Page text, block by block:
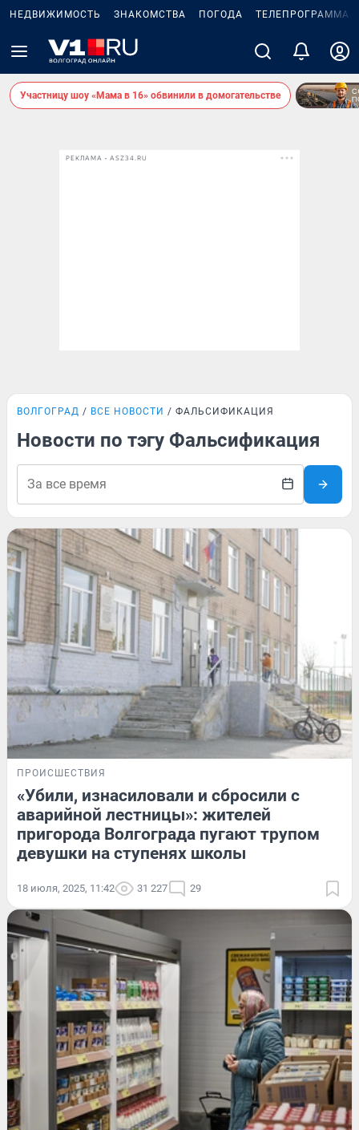
НЕДВИЖИМОСТЬ ЗНАКОМСТВА ПОГОДА ТЕЛЕПРОГРАММА
Участницу шоу «Мама в 16» обвинили в домогательстве
РЕКЛАМА • ASZ34.RU
ВОЛГОГРАД ВСЕ НОВОСТИ ФАЛЬСИФИКАЦИЯ
Новости по тэгу Фальсификация
ПРОИСШЕСТВИЯ
«Убили, изнасиловали и сбросили с
аварийной лестницы»: жителей
пригорода Волгограда пугают трупом
девушки на ступенях школы
18 июля, 2025, 11:42 31 227 29